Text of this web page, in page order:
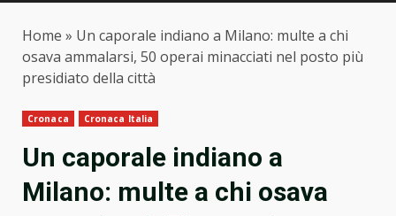
Home » Un caporale indiano a Milano: multe a chi
osava ammalarsi, 50 operai minacciati nel posto più
presidiato della città
Cronaca Cronaca Italia
Un caporale indiano a
Milano: multe a chi osava